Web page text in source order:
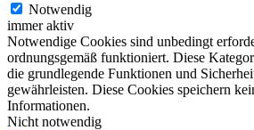
Notwendig
immer aktiv
Notwendige Cookies sind unbedingt
ordnungsgemäß funktioniert. Diese
die grundlegende Funktionen und
gewährleisten. Diese Cookies speichern
Informationen.
Nicht notwendig